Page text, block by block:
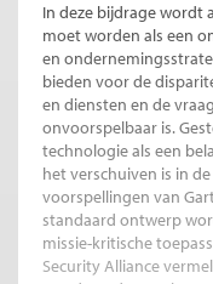
In deze bijdrage wordt
moet worden als een
en
bieden voor de
en diensten en de
onvoorspelbaar is.
technologie als een
het verschuiven is in
voorspellingen van
standaard ontwerp
missie-kritische
Security Alliance